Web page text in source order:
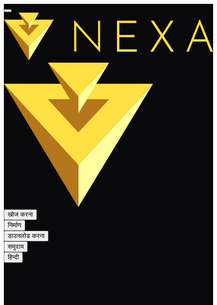
खोज करना
निर्माण
डाउनलोड करना
समुदाय
हिन्दी